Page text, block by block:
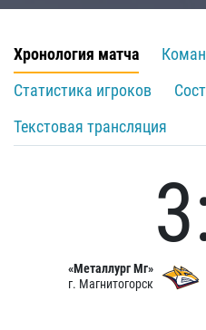
Хронология матча
Статистика игроков
Текстовая трансляция
«Металлург Мг»
г. Магнитогорск